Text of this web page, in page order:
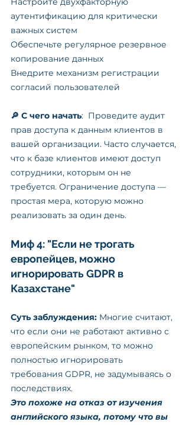
аутентификацию для критически
важных систем
Обеспечьте регулярное резервное
копирование данных
Внедрите механизм регистрации
согласий пользователей
🔎 С чего начать:  Проведите аудит
прав доступа к данным клиентов в
вашей организации. Часто случается,
что к базе клиентов имеют доступ
сотрудники, которым он не
требуется. Ограничение доступа —
простая мера, которую можно
реализовать за один день.
Миф 4: "Если не трогать
европейцев, можно
игнорировать GDPR в
Казахстане"
Суть заблуждения: Многие считают,
что если они не работают активно с
европейским рынком, то можно
полностью игнорировать
требования GDPR, не задумываясь о
последствиях.
Это похоже на отказ от изучения
английского языка, потому что вы